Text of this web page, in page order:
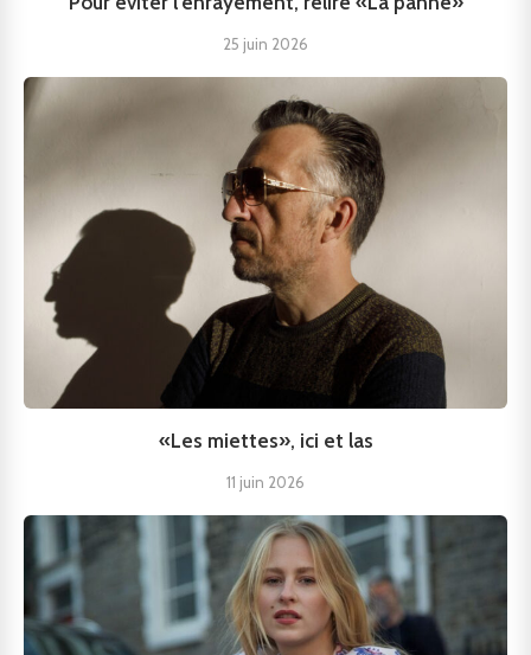
25 juin 2026
«Les miettes», ici et las
11 juin 2026